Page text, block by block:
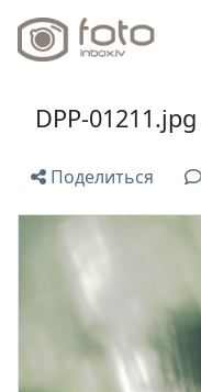
DPP-01211.jpg
Поделиться